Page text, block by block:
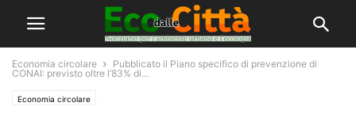
Economia circolare
Pubblicato il Piano specifico di prevenzione di
CONAI: previsto oltre l’83% di...
Economia circolare